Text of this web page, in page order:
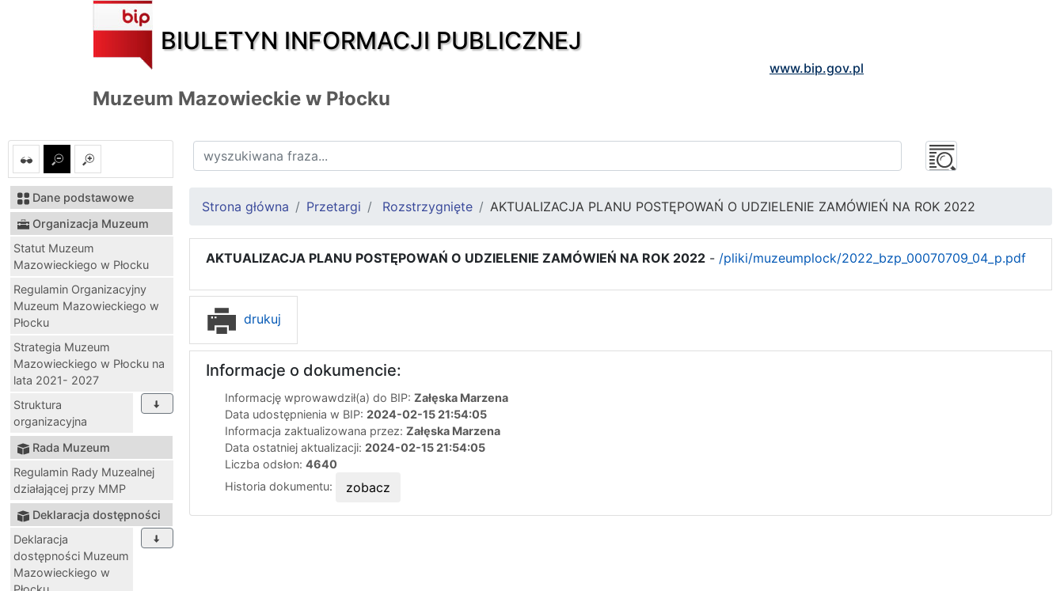
BIULETYN INFORMACJI PUBLICZNEJ
www.bip.gov.pl
Muzeum Mazowieckie w Płocku
Dane podstawowe
Organizacja Muzeum
Statut Muzeum
Mazowieckiego w Płocku
Regulamin Organizacyjny
Muzeum Mazowieckiego w
Płocku
Strategia Muzeum
Mazowieckiego w Płocku na
lata 2021- 2027
Struktura
organizacyjna
Rada Muzeum
Regulamin Rady Muzealnej
działającej przy MMP
Deklaracja dostępności
Deklaracja
dostępności Muzeum
Mazowieckiego w
Strona główna Przetargi Rozstrzygnięte AKTUALIZACJA PLANU POSTĘPOWAŃ O UDZIELENIE ZAMÓWIEŃ NA ROK 2022
AKTUALIZACJA PLANU POSTĘPOWAŃ O UDZIELENIE ZAMÓWIEŃ NA ROK 2022 - /pliki/muzeumplock/2022_bzp_00070709_04_p.pdf
drukuj
Informacje o dokumencie:
Informację wprowawdził(a) do BIP: Załęska Marzena
Data udostępnienia w BIP: 2024-02-15 21:54:05
Informacja zaktualizowana przez: Załęska Marzena
Data ostatniej aktualizacji: 2024-02-15 21:54:05
Liczba odsłon: 4640
Historia dokumentu:
zobacz